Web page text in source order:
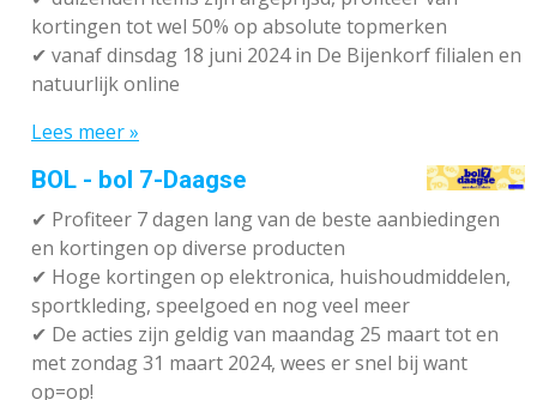
kortingen tot wel 50% op absolute topmerken
✔ vanaf dinsdag 18 juni 2024 in De Bijenkorf filialen en
natuurlijk online
Lees meer »
BOL - bol 7-Daagse
✔ Profiteer 7 dagen lang van de beste aanbiedingen
en kortingen op diverse producten
✔ Hoge kortingen op elektronica, huishoudmiddelen,
sportkleding, speelgoed en nog veel meer
✔ De acties zijn geldig van maandag 25 maart tot en
met zondag 31 maart 2024, wees er snel bij want
op=op!